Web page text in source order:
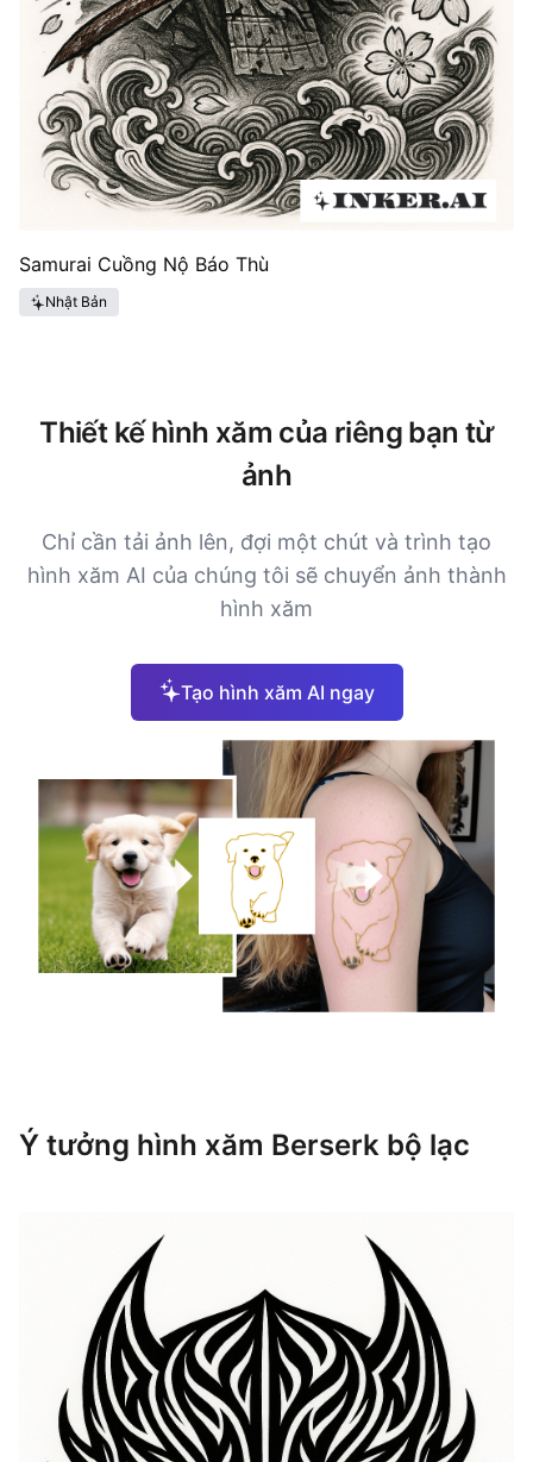
Samurai Cuồng Nộ Báo Thù
Nhật Bản
Thiết kế hình xăm của riêng bạn từ
ảnh
Chỉ cần tải ảnh lên, đợi một chút và trình tạo
hình xăm AI của chúng tôi sẽ chuyển ảnh thành
hình xăm
Tạo hình xăm AI ngay
Ý tưởng hình xăm Berserk bộ lạc